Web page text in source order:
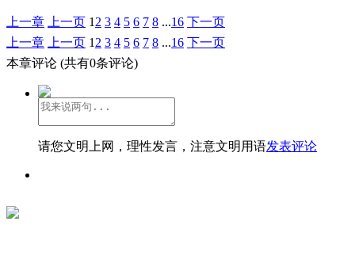
上一章 上一页 1 2 3 4 5 6 7 8 ...16 下一页
上一章
上一页 1 2 3 4 5 6 7 8 ...16 下一页
本章评论 (共有0条评论)
请您文明上网，理性发言，注意文明用语发表评论